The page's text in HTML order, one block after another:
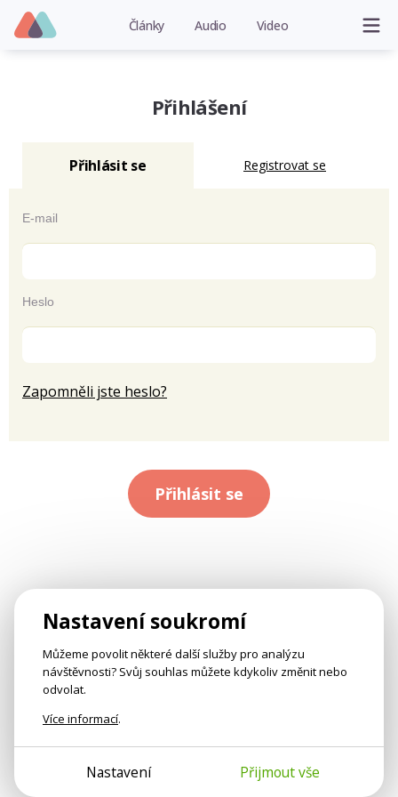
Články Audio Video
Přihlášení
Přihlásit se Registrovat se
E-mail
Heslo
Zapomněli jste heslo?
Přihlásit se
Nastavení soukromí
Můžeme povolit některé další služby pro analýzu
návštěvnosti? Svůj souhlas můžete kdykoliv změnit nebo
odvolat.
Více informací.
Nastavení Přijmout vše